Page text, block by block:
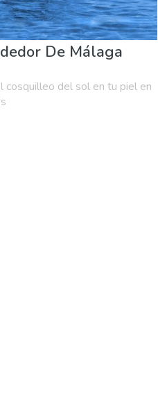
De Málaga
cosquilleo del sol en tu piel en